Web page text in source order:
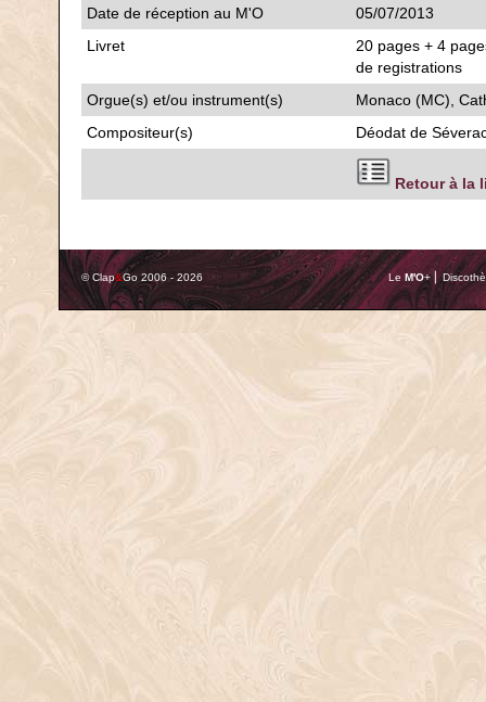
Date de réception au M'O
05/07/2013
Livret
20 pages + 4
de registrations
Orgue(s) et/ou instrument(s)
Monaco (MC),
Compositeur(s)
Déodat de
Retour à la
© Clap&Go 2006 - 2026 Le M'O+ ⎢